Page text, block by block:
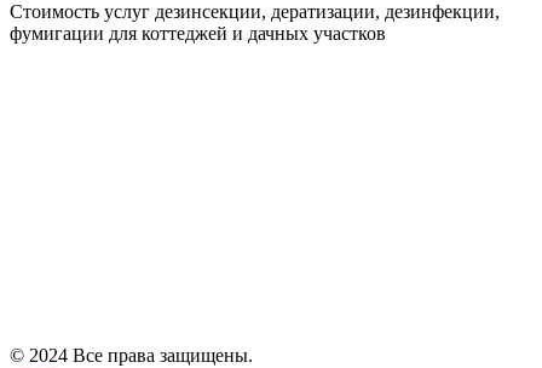
Стоимость услуг дезинсекции, дератизации, дезинфекции,
фумигации для коттеджей и дачных участков
© 2024 Все права защищены.